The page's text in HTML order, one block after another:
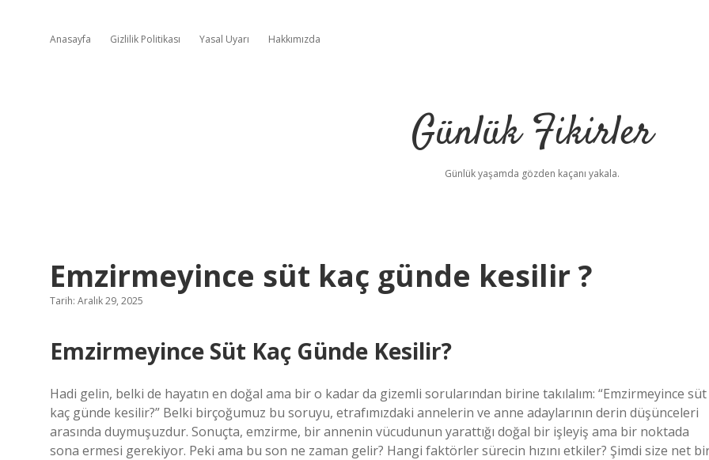
Anasayfa Gizlilik Politikası Yasal Uyarı Hakkımızda
Günlük Fikirler
Günlük yaşamda gözden kaçanı yakala.
Emzirmeyince süt kaç günde kesilir ?
Tarih: Aralık 29, 2025
Emzirmeyince Süt Kaç Günde Kesilir?
Hadi gelin, belki de hayatın en doğal ama bir o kadar da gizemli sorularından birine takılalım: “Emzirmeyince süt
kaç günde kesilir?” Belki birçoğumuz bu soruyu, etrafımızdaki annelerin ve anne adaylarının derin düşünceleri
arasında duymuşuzdur. Sonuçta, emzirme, bir annenin vücudunun yarattığı doğal bir işleyiş ama bir noktada
sona ermesi gerekiyor. Peki ama bu son ne zaman gelir? Hangi faktörler sürecin hızını etkiler? Şimdi size net